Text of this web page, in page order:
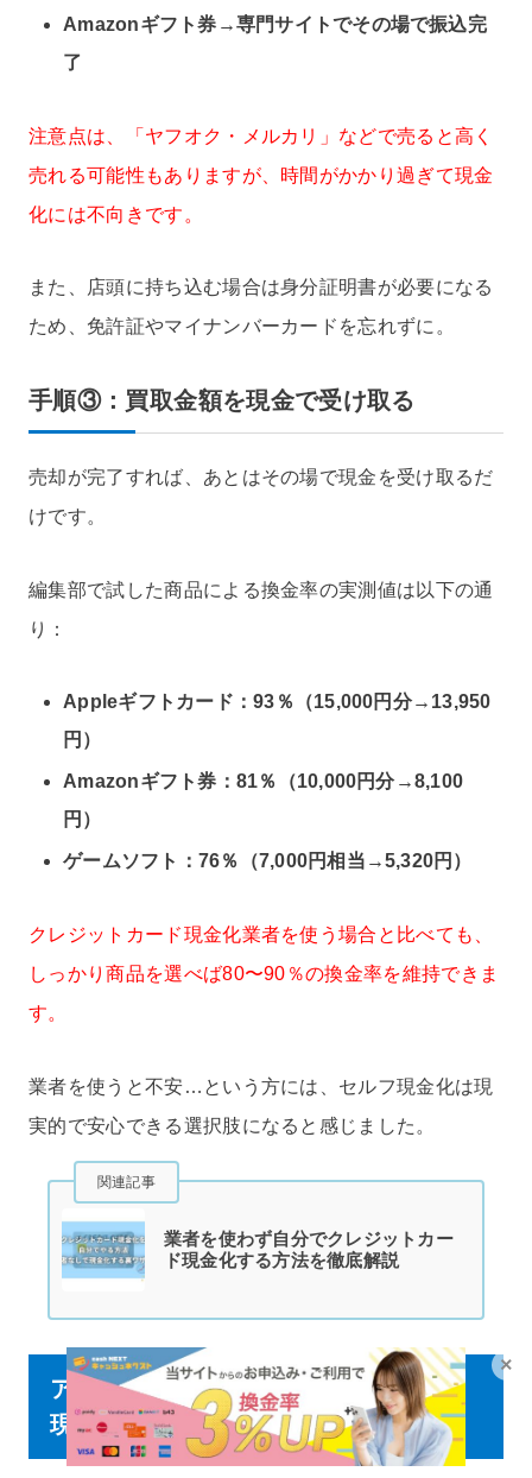
Amazonギフト券→専門サイトでその場で振込完
了
注意点は、「ヤフオク・メルカリ」などで売ると高く
売れる可能性もありますが、時間がかかり過ぎて現金
化には不向きです。
また、店頭に持ち込む場合は身分証明書が必要になる
ため、免許証やマイナンバーカードを忘れずに。
手順③：買取金額を現金で受け取る
売却が完了すれば、あとはその場で現金を受け取るだ
けです。
編集部で試した商品による換金率の実測値は以下の通
り：
Appleギフトカード：93％（15,000円分→13,950
円）
Amazonギフト券：81％（10,000円分→8,100
円）
ゲームソフト：76％（7,000円相当→5,320円）
クレジットカード現金化業者を使う場合と比べても、
しっかり商品を選べば80〜90％の換金率を維持できま
す。
業者を使うと不安…という方には、セルフ現金化は現
実的で安心できる選択肢になると感じました。
関連記事
業者を使わず自分でクレジットカー
ド現金化する方法を徹底解説
アトペイ実践済みのクレジットカード
現金化優良業者ランキングTOP5
×